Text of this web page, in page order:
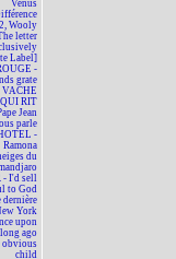
Venus
Wooly
letter
Label]
-
grate
VACHE
QUI RIT
Jean
parle
-
Ramona
du
- I'd sell
to God
dernière
York
upon
ago
obvious
child